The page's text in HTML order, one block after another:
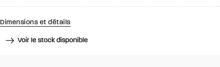
Dimensions et détails
Voir le stock disponible